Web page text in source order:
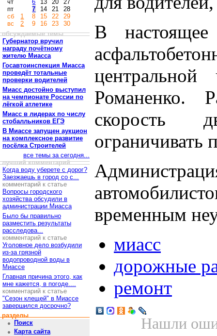
чт
пт
сб
вс
1
2
6
7
8
9
13
14
15
16
20
21
22
23
27
28
29
30
обсуждаемые темы
Губернатор вручил
награду почётному
жителю Миасса
Госавтоинспекция Миасса
проведёт тотальные
проверки водителей
Миасс достойно выступил
на чемпионате России по
лёгкой атлетике
Миасс в лидерах по числу
стобалльников ЕГЭ
В Миассе запущен аукцион
на комплексное развитие
посёлка Строителей
все темы за сегодня...
лучший комментарий
Когда воду уберете с дорог?
Заезжаешь в город со с...
комментарий к статье
Вопросы городского
хозяйства обсудили в
администрации Миасса
Было бы правильно
разместить результаты
расследова...
комментарий к статье
Уголовное дело возбудили
из-за грязной
водопроводной воды в
Миассе
Главная причина этого, как
мне кажется, в погоде....
комментарий к статье
"Сезон клещей" в Миассе
завершился досрочно?
разделы
Поиск
Карта сайта
В
Романенко.
скорость
ограничивать
временным
миасс
дорожные
ремонт
Нашли